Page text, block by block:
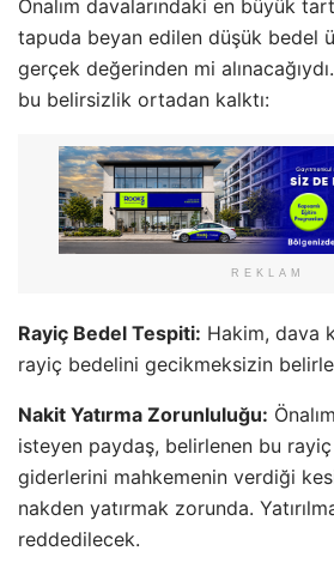
Önalım davalarındaki en büyük
tapuda beyan edilen düşük bedel
gerçek değerinden mi
bu belirsizlik ortadan kalktı:
REKLAM
Rayiç Bedel Tespiti: Hakim, dava
rayiç bedelini gecikmeksizin
Nakit Yatırma Zorunluluğu:
isteyen paydaş, belirlenen bu
giderlerini mahkemenin verdiği
nakden yatırmak zorunda.
reddedilecek.